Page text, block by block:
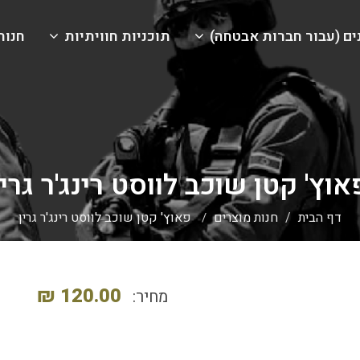
(עבור חברות אבטחה) תוכניות חוויתיות
קטן שוכב לווסט רינג'ר
דף הבית חנות מוצרים פאוץ' קטן שוכב לווסט רינג'ר גרין
מחיר: 120.00 ₪